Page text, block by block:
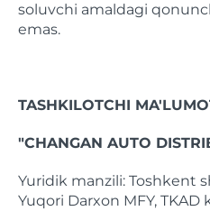
soluvchi amaldagi
emas.
TASHKILOTCHI
"CHANGAN AUTO
Yuridik manzili: Toshkent
Yuqori Darxon MFY, TKAD